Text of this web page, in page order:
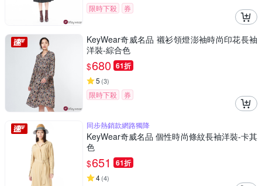
限時下殺 券
KeyWear奇威名品 襯衫領燈澎袖時尚印花長袖
洋裝-綜合色
$680 61折
5 (3)
限時下殺 券
同步熱銷款網路獨降
KeyWear奇威名品 個性時尚條紋長袖洋裝-卡其
色
$651 61折
4(4)